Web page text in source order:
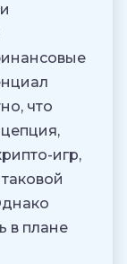
что
игр,
в плане